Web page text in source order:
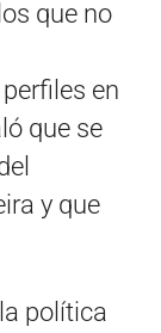
que no
en
que se
y que
política